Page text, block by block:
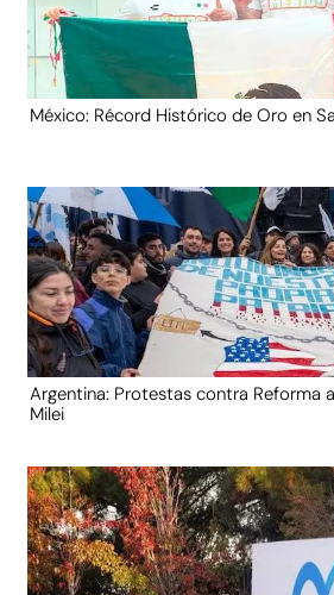
México: Récord Histórico de Oro en
Argentina: Protestas contra Reforma
Milei